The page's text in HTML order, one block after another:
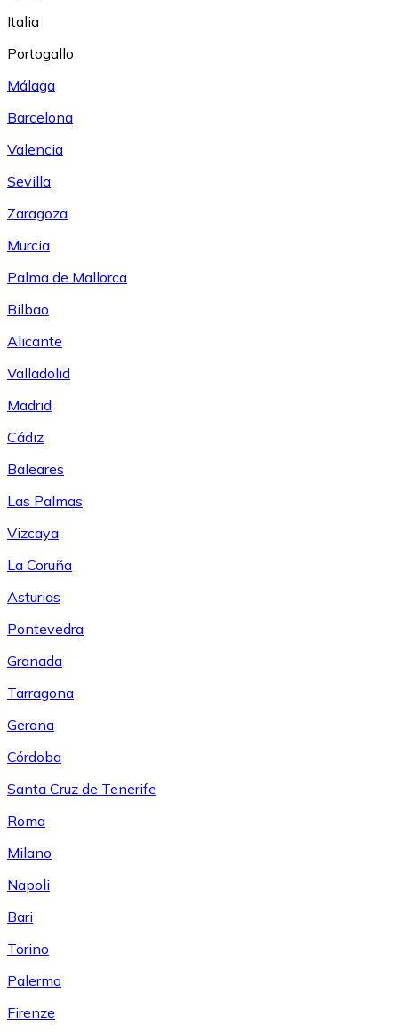
Italia
Portogallo
Málaga
Barcelona
Valencia
Sevilla
Zaragoza
Murcia
Palma de Mallorca
Bilbao
Alicante
Valladolid
Madrid
Cádiz
Baleares
Las Palmas
Vizcaya
La Coruña
Asturias
Pontevedra
Granada
Tarragona
Gerona
Córdoba
Santa Cruz de Tenerife
Roma
Milano
Napoli
Bari
Torino
Palermo
Firenze